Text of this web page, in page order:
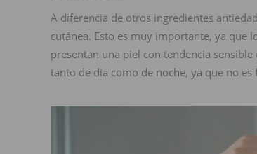
A diferencia de otros ingredientes
cutánea. Esto es muy importante, ya que
presentan una piel con tendencia
tanto de día como de noche, ya que no